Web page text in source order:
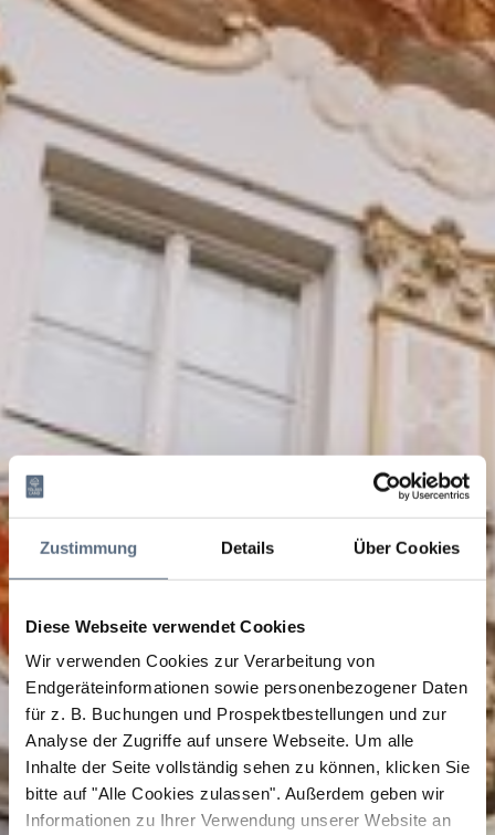
Zustimmung Details Über Cookies
Diese Webseite verwendet Cookies
Wir verwenden Cookies zur Verarbeitung von
Endgeräteinformationen sowie personenbezogener Daten
für z. B. Buchungen und Prospektbestellungen und zur
Analyse der Zugriffe auf unsere Webseite. Um alle
Inhalte der Seite vollständig sehen zu können, klicken Sie
bitte auf "Alle Cookies zulassen". Außerdem geben wir
Informationen zu Ihrer Verwendung unserer Website an